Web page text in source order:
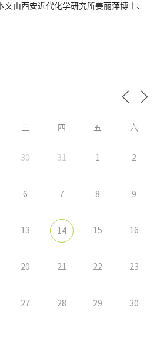
由西安近代化学研究所姜丽萍博士、
三 四 五 六
30 31 1 2
6 7 8 9
13 14 15 16
20 21 22 23
27 28 29 30